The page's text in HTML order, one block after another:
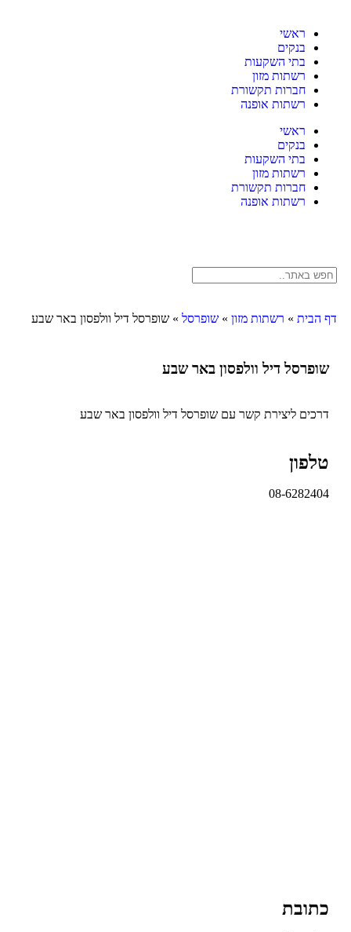
ראשי
בנקים
בתי השקעות
רשתות מזון
חברות תקשורת
רשתות אופנה
ראשי
בנקים
בתי השקעות
רשתות מזון
חברות תקשורת
רשתות אופנה
דף הבית » רשתות מזון » שופרסל » שופרסל דיל וולפסון באר שבע
שופרסל דיל וולפסון באר שבע
דרכים ליצירת קשר עם שופרסל דיל וולפסון באר שבע
טלפון
08-6282404
כתובת